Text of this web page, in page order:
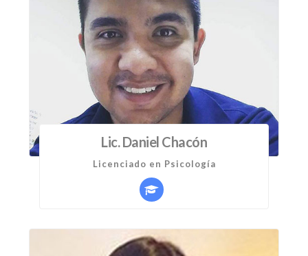
Lic. Daniel Chacón
Licenciado en Psicología